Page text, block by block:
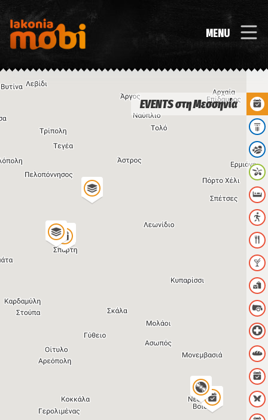
MENU
EVENTS στη Μεσσηνία